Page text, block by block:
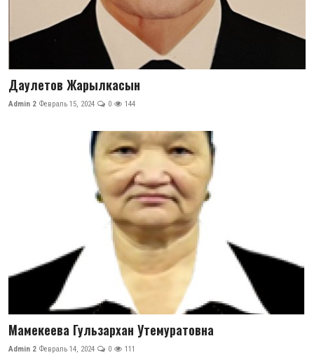
Даулетов Жарылкасын
Admin 2 Февраль 15, 2024 0 144
Мамекеева Гульзархан Утемуратовна
Admin 2 Февраль 14, 2024 0 111